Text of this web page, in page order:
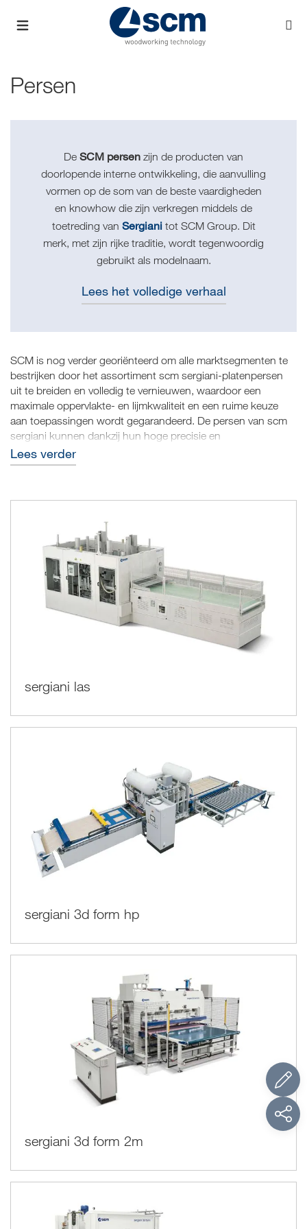
Persen
De SCM persen zijn de producten van
doorlopende interne ontwikkeling, die aanvulling
vormen op de som van de beste vaardigheden
en knowhow die zijn verkregen middels de
toetreding van Sergianitot SCM Group. Dit
merk, met zijn rijke traditie, wordt tegenwoordig
gebruikt als modelnaam.
Lees het volledige verhaal
SCM is nog verder georiënteerd om alle marktsegmenten te
bestrijken door het assortiment scm sergiani-platenpersen
uit te breiden en volledig te vernieuwen, waardoor een
maximale oppervlakte- en lijmkwaliteit en een ruime keuze
aan toepassingen wordt gegarandeerd. De persen van scm
sergiani kunnen dankzij hun hoge precisie en
productveelzijdigheid voldoen aan de eisen van fabrikanten
die gelamineerde vlakke of gegoten panelen, deuren,
Lees verder
sergiani las
sergiani 3d form hp
sergiani 3d form 2m